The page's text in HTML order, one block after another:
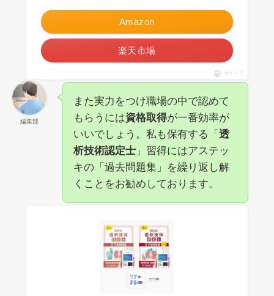
Amazon
楽天市場
ポチップ
編集部
また実力をつけ職場の中で認めて
もらうには資格取得が一番効率が
いいでしょう。私も保有する「 透
析技術認定士」習得にはアステッ
キの「過去問題集」を繰り返し解
くことをお勧めしております。